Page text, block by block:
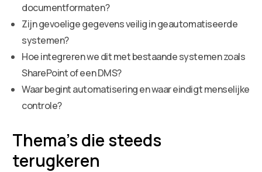
documentformaten?
Zijn gevoelige gegevens veilig in geautomatiseerde
systemen?
Hoe integreren we dit met bestaande systemen zoals
SharePoint of een DMS?
Waar begint automatisering en waar eindigt menselijke
controle?
Thema’s die steeds
terugkeren